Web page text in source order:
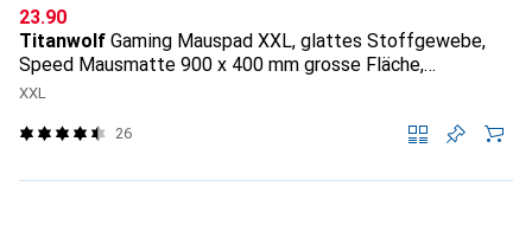
CHF
23.90
Titanwolf Gaming Mauspad XXL, glattes Stoffgewebe,
Speed Mausmatte 900 x 400 mm grosse Fläche,
Topography
XXL
26